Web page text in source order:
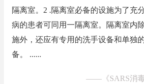
隔离室。2 .隔离室必备的设施为了充
病的患者可同用一隔离室。隔离室内
施外，还应有专用的洗手设备和单独
备。 ......
—— 《SARS消